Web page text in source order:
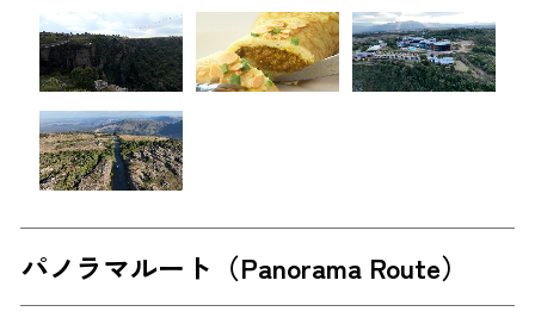
パノラマルート（Panorama Route）